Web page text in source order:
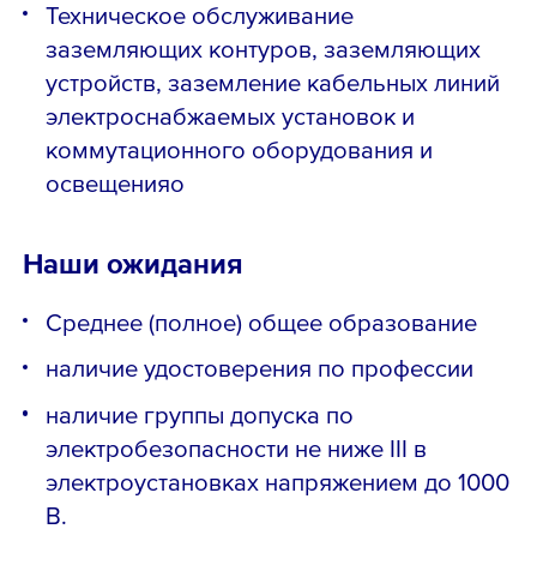
Техническое обслуживание
заземляющих контуров, заземляющих
устройств, заземление кабельных линий
электроснабжаемых установок и
коммутационного оборудования и
освещенияо
Наши ожидания
Среднее (полное) общее образование
наличие удостоверения по профессии
наличие группы допуска по
электробезопасности не ниже III в
электроустановках напряжением до 1000
В.